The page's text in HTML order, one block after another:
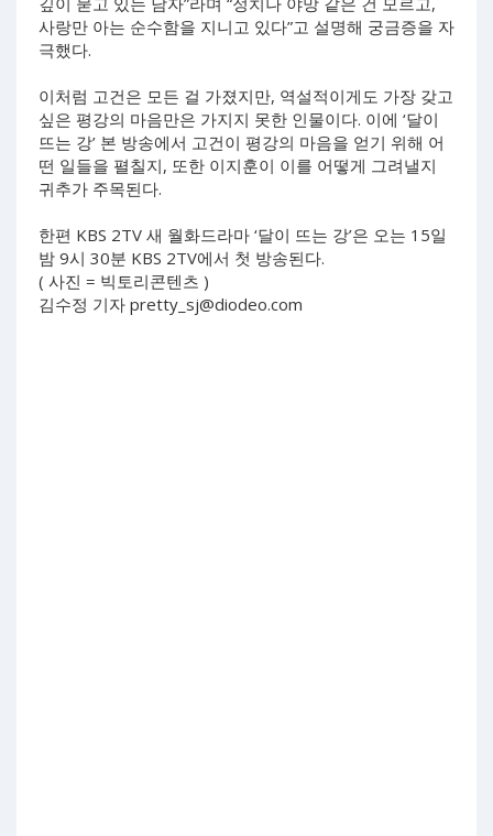
사랑만 아는 순수함을 지니고 있다”고 설명해 궁금증을 자
극했다.
이처럼 고건은 모든 걸 가졌지만, 역설적이게도 가장 갖고
싶은 평강의 마음만은 가지지 못한 인물이다. 이에 ‘달이
뜨는 강’ 본 방송에서 고건이 평강의 마음을 얻기 위해 어
떤 일들을 펼칠지, 또한 이지훈이 이를 어떻게 그려낼지
귀추가 주목된다.
한편 KBS 2TV 새 월화드라마 ‘달이 뜨는 강’은 오는 15일
밤 9시 30분 KBS 2TV에서 첫 방송된다.
( 사진 = 빅토리콘텐츠 )
김수정 기자 pretty_sj@diodeo.com